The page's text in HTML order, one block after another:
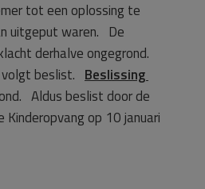
tot een oplossing te
uitgeput waren. De
derhalve ongegrond.
beslist. Beslissing
Aldus beslist door de
Kinderopvang op 10 januari